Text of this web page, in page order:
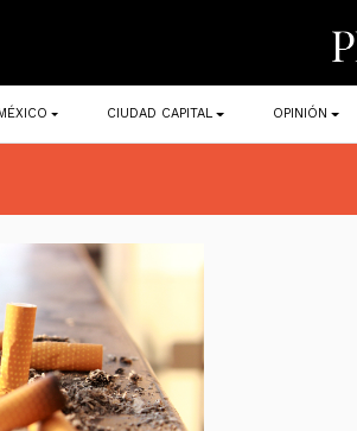
CIUDAD CAPITAL OPINIÓN